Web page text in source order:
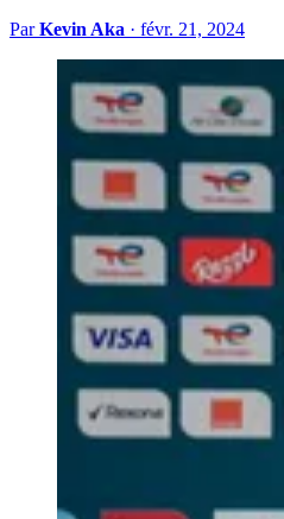
ParKevin Aka · févr. 21, 2024